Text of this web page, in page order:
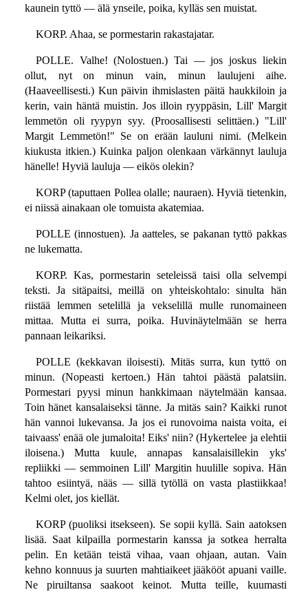
kaunein tyttö — älä ynseile, poika, kylläs sen muistat.
KORP. Ahaa, se pormestarin rakastajatar.
POLLE. Valhe! (Nolostuen.) Tai — jos joskus liekin
ollut, nyt on minun vain, minun laulujeni aihe.
(Haaveellisesti.) Kun päivin ihmislasten päitä haukkiloin ja
kerin, vain häntä muistin. Jos illoin ryyppäsin, Lill' Margit
lemmetön oli ryypyn syy. (Proosallisesti selittäen.) "Lill'
Margit Lemmetön!" Se on erään lauluni nimi. (Melkein
kiukusta itkien.) Kuinka paljon olenkaan värkännyt lauluja
hänelle! Hyviä lauluja — eikös olekin?
KORP (taputtaen Pollea olalle; nauraen). Hyviä tietenkin,
ei niissä ainakaan ole tomuista akatemiaa.
POLLE (innostuen). Ja aatteles, se pakanan tyttö pakkas
ne lukematta.
KORP. Kas, pormestarin seteleissä taisi olla selvempi
teksti. Ja sitäpaitsi, meillä on yhteiskohtalo: sinulta hän
riistää lemmen setelillä ja vekselillä mulle runomaineen
mittaa. Mutta ei surra, poika. Huvinäytelmään se herra
pannaan leikariksi.
POLLE (kekkavan iloisesti). Mitäs surra, kun tyttö on
minun. (Nopeasti kertoen.) Hän tahtoi päästä palatsiin.
Pormestari pyysi minun hankkimaan näytelmään kansaa.
Toin hänet kansalaiseksi tänne. Ja mitäs sain? Kaikki runot
hän vannoi lukevansa. Ja jos ei runovoima naista voita, ei
taivaass' enää ole jumaloita! Eiks' niin? (Hykertelee ja elehtii
iloisena.) Mutta kuule, annapas kansalaisillekin yks'
repliikki — semmoinen Lill' Margitin huulille sopiva. Hän
tahtoo esiintyä, nääs — sillä tytöllä on vasta plastiikkaa!
Kelmi olet, jos kiellät.
KORP (puoliksi itsekseen). Se sopii kyllä. Sain aatoksen
lisää. Saat kilpailla pormestarin kanssa ja sotkea herralta
pelin. En ketään teistä vihaa, vaan ohjaan, autan. Vain
kehno konnuus ja suurten mahtiaikeet jääkööt apuani vaille.
Ne piruiltansa saakoot keinot. Mutta teille, kuumasti